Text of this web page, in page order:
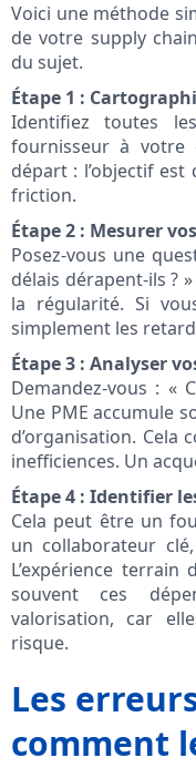
Voici une méthode
de votre supply
du sujet.
Étape 1 :
Identifiez toutes
fournisseur à votre
départ : l’objectif
friction.
Étape 2 : Mesurer
Posez-vous une
délais dérapent-ils ?
la régularité. Si
simplement les
Étape 3 : Analyser
Demandez-vous : «
Une PME accumule
d’organisation. Cela
inefficiences. Un
Étape 4 : Identifier
Cela peut être un
un collaborateur
L’expérience
souvent ces
valorisation, car
risque.
Les
comment